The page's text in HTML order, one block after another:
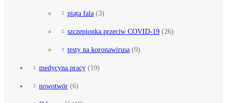
piąta fala (3)
szczepionka przeciw COVID-19 (26)
testy na koronawirusa (9)
medycyna pracy (19)
nowotwór (6)